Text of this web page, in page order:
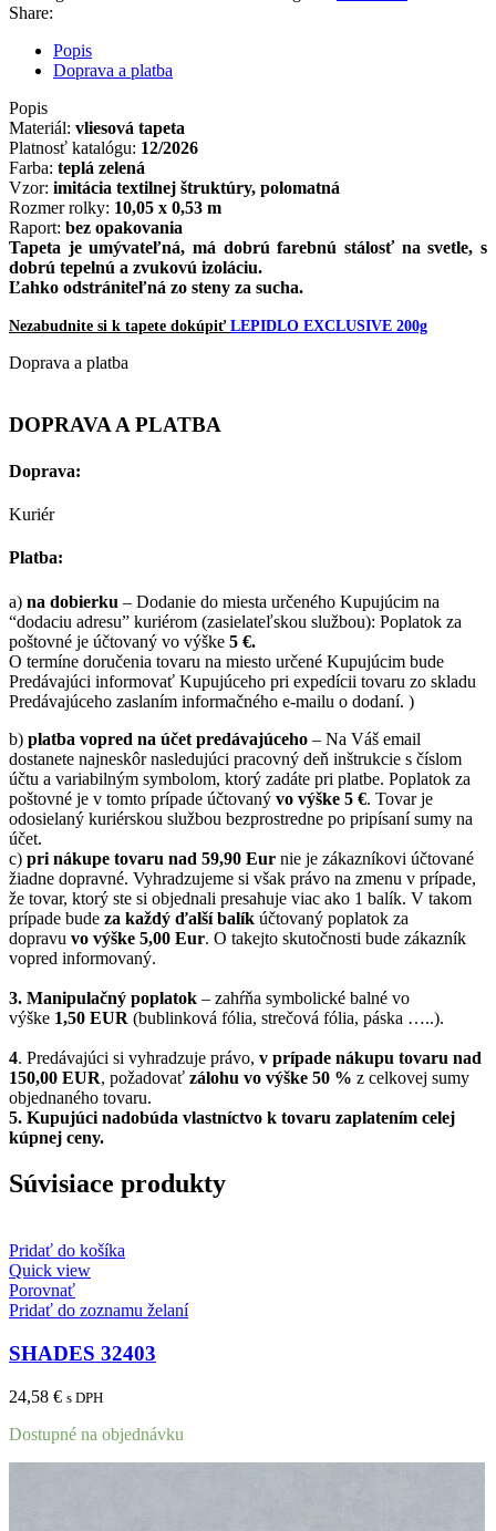
Share:
Popis
Doprava a platba
Popis
Materiál: vliesová tapeta
Platnosť katalógu: 12/2026
Farba: teplá zelená
Vzor: imitácia textilnej štruktúry, polomatná
Rozmer rolky: 10,05 x 0,53 m
Raport: bez opakovania
Tapeta je umývateľná, má dobrú farebnú stálosť na svetle, s
dobrú tepelnú a zvukovú izoláciu.
Ľahko odstrániteľná zo steny za sucha.
Nezabudnite si k tapete dokúpiť LEPIDLO EXCLUSIVE 200g
Doprava a platba
DOPRAVA A PLATBA
Doprava:
Kuriér
Platba:
a) na dobierku – Dodanie do miesta určeného Kupujúcim na
“dodaciu adresu” kuriérom (zasielateľskou službou): Poplatok za
poštovné je účtovaný vo výške 5 €.
O termíne doručenia tovaru na miesto určené Kupujúcim bude
Predávajúci informovať Kupujúceho pri expedícii tovaru zo skladu
Predávajúceho zaslaním informačného e-mailu o dodaní. )
b) platba vopred na účet predávajúceho – Na Váš email
dostanete najneskôr nasledujúci pracovný deň inštrukcie s číslom
účtu a variabilným symbolom, ktorý zadáte pri platbe. Poplatok za
poštovné je v tomto prípade účtovaný vo výške 5 €. Tovar je
odosielaný kuriérskou službou bezprostredne po pripísaní sumy na
účet.
c) pri nákupe tovaru nad 59,90 Eur nie je zákazníkovi účtované
žiadne dopravné. Vyhradzujeme si však právo na zmenu v prípade,
že tovar, ktorý ste si objednali presahuje viac ako 1 balík. V takom
prípade bude za každý ďalší balík účtovaný poplatok za
dopravu vo výške 5,00 Eur. O takejto skutočnosti bude zákazník
vopred informovaný.
3. Manipulačný poplatok – zahŕňa symbolické balné vo
výške 1,50 EUR (bublinková fólia, strečová fólia, páska …..).
4. Predávajúci si vyhradzuje právo, v prípade nákupu tovaru nad
150,00 EUR, požadovať zálohu vo výške 50 % z celkovej sumy
objednaného tovaru.
5. Kupujúci nadobúda vlastníctvo k tovaru zaplatením celej
kúpnej ceny.
Súvisiace produkty
Pridať do košíka
Quick view
Porovnať
Pridať do zoznamu želaní
SHADES 32403
24,58 € s DPH
Dostupné na objednávku